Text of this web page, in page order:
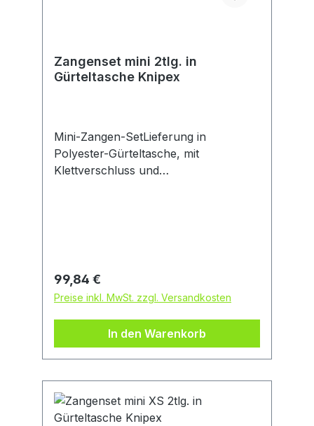
Zangenset mini 2tlg. in
Gürteltasche Knipex
Mini-Zangen-SetLieferung in
Polyester-Gürteltasche, mit
Klettverschluss und
Gustav Putsch KG, Oberkamper Str.
13, 42349 Wuppertal, DE,
+4920247940, info@knipex.de
Regulärer Preis:
99,84 €
Preise inkl. MwSt. zzgl. Versandkosten
In den Warenkorb